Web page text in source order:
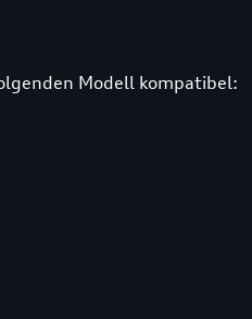
Modell kompatibel: